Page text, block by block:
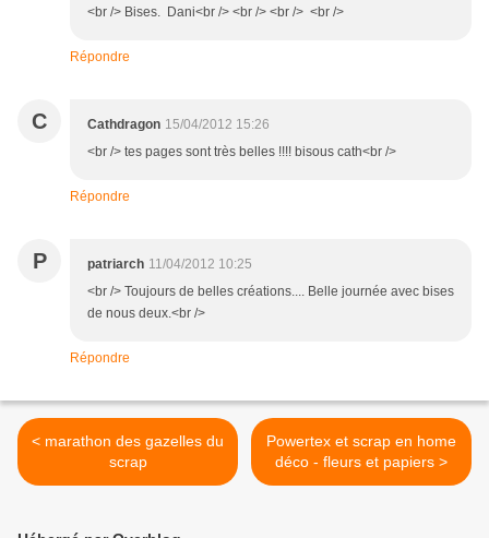
<br /> Bises. Dani<br /> <br /> <br /> <br />
Répondre
C Cathdragon 15/04/2012 15:26
<br /> tes pages sont très belles !!!! bisous cath<br />
Répondre
P patriarch 11/04/2012 10:25
<br /> Toujours de belles créations.... Belle journée avec bises
de nous deux.<br />
Répondre
< marathon des gazelles du
scrap
Powertex et scrap en home
déco - fleurs et papiers >